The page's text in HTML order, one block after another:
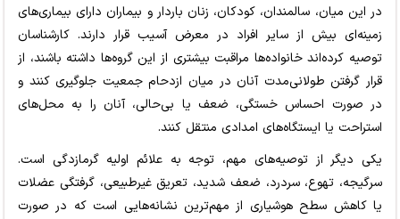
در این میان، سالمندان، کودکان، زنان باردار و بیماران دارای بیماری‌های
زمینه‌ای بیش از سایر افراد در معرض آسیب قرار دارند. کارشناسان
توصیه کرده‌اند خانواده‌ها مراقبت بیشتری از این گروه‌ها داشته باشند، از
قرار گرفتن طولانی‌مدت آنان در میان ازدحام جمعیت جلوگیری کنند و
در صورت احساس خستگی، ضعف یا بی‌حالی، آنان را به محل‌های
استراحت یا ایستگاه‌های امدادی منتقل کنند.
یکی دیگر از توصیه‌های مهم، توجه به علائم اولیه گرمازدگی است.
سرگیجه، تهوع، سردرد، ضعف شدید، تعریق غیرطبیعی، گرفتگی عضلات
یا کاهش سطح هوشیاری از مهم‌ترین نشانه‌هایی است که در صورت